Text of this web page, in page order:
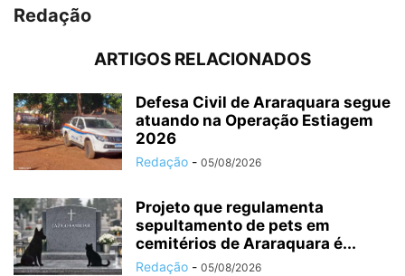
Redação
ARTIGOS RELACIONADOS
Defesa Civil de Araraquara segue
atuando na Operação Estiagem
2026
Redação - 05/08/2026
Projeto que regulamenta
sepultamento de pets em
cemitérios de Araraquara é...
Redação - 05/08/2026